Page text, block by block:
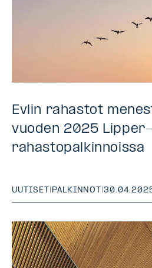
Evlin rahastot
vuoden 2025
rahastopalkinnoissa
UUTISET | PALKINNOT |